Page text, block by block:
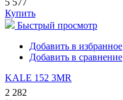
5 577
Купить
Быстрый просмотр
Добавить в избранное
Добавить в сравнение
KALE 152 3MR
2 282